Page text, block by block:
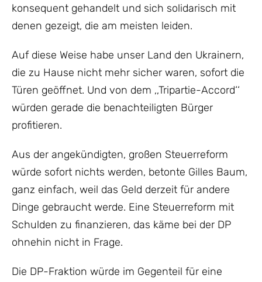
konsequent gehandelt und sich solidarisch mit
denen gezeigt, die am meisten leiden.
Auf diese Weise habe unser Land den Ukrainern,
die zu Hause nicht mehr sicher waren, sofort die
Türen geöffnet. Und von dem ,,Tripartie-Accord‘‘
würden gerade die benachteiligten Bürger
profitieren.
Aus der angekündigten, großen Steuerreform
würde sofort nichts werden, betonte Gilles Baum,
ganz einfach, weil das Geld derzeit für andere
Dinge gebraucht werde. Eine Steuerreform mit
Schulden zu finanzieren, das käme bei der DP
ohnehin nicht in Frage.
Die DP-Fraktion würde im Gegenteil für eine